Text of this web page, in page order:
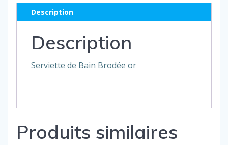
BRODÉE
OR
Description
Description
Serviette de Bain Brodée or
Produits similaires